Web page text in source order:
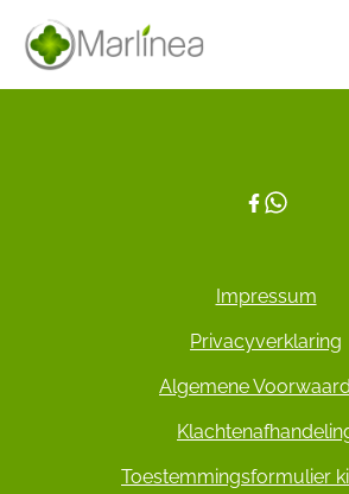
Impressum
Privacyverklaring
Algemene
Toestemmingsformulier